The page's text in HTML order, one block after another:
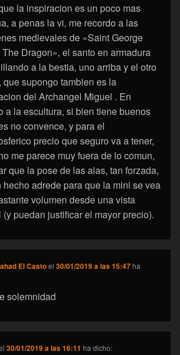
la inspiracion es un poco mas
a penas la vi, me recordo a las
medievales de «Saint George
Dragon», el santo en armadura
a la bestia, uno arriba y el otro
que supongo tambien es la
del Archangel Miguel . En
a la escultura, si bien tiene buenos
no convence, y para el
precio que seguro va a tener,
me parece muy fuera de lo comun,
que la pose de las alas, tan forzada,
hecho adrede para que la mini se vea
volumen desde una vista
(y puedan justificar el mayor precio).
El Castoel30/01/2019 a las 15:47 ha
solemnidad
30/01/2019 a las 16:11 ha dicho: